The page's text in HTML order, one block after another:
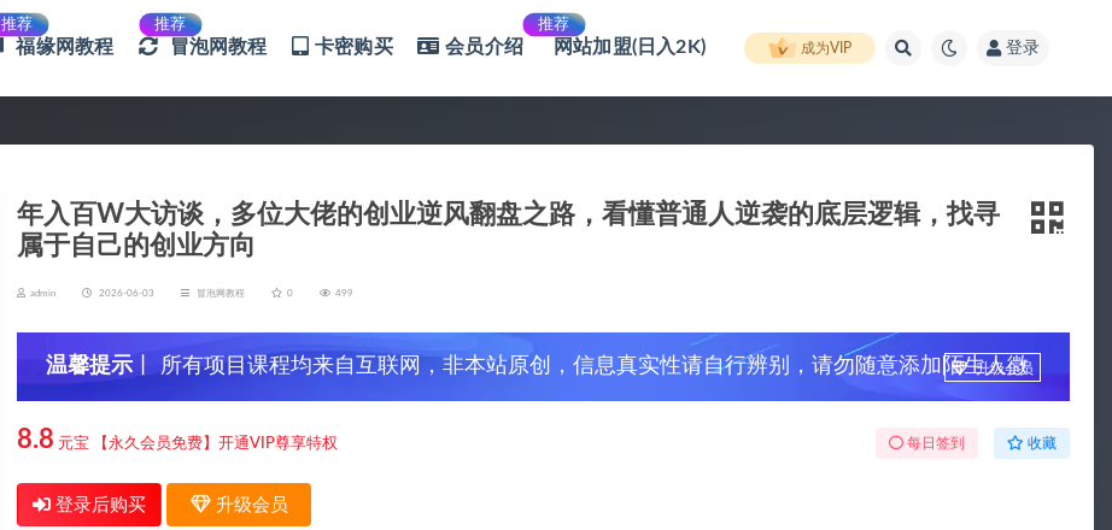
推荐
福缘网教程
推荐
冒泡网教程 卡密购买 会员介绍
推荐
网站加盟(日入2K) 成为VIP 登录
年入百W大访谈，多位大佬的创业逆风翻盘之路，看懂普通人逆袭的底层逻辑，找寻
属于自己的创业方向
admin 2026-06-03 冒泡网教程 0 499
温馨提示 丨 所有项目课程均来自互联网，非本站原创，信息真实性请自行辨别，请勿随意添加陌生人微
信，谨防上当受骗！
升级会员
8.8 元宝 【永久会员免费】开通VIP尊享特权 每日签到 收藏
登录后购买 升级会员